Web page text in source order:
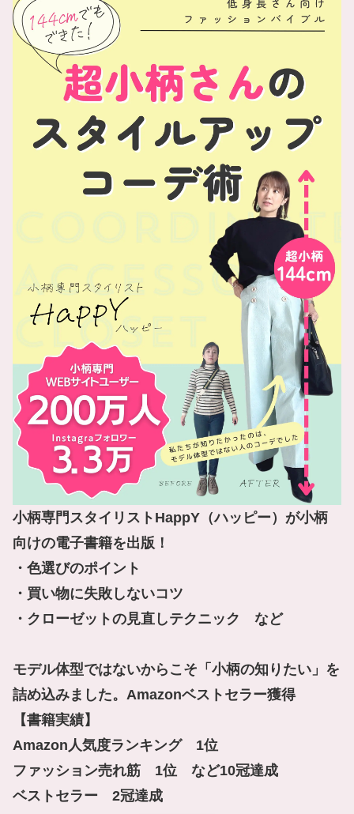
小柄専門スタイリストHappY（ハッピー）が小柄
向けの電子書籍を出版！
・色選びのポイント
・買い物に失敗しないコツ
・クローゼットの見直しテクニック　など
モデル体型ではないからこそ「小柄の知りたい」を
詰め込みました。Amazonベストセラー獲得
【書籍実績】
Amazon人気度ランキング　1位
ファッション売れ筋　1位　など10冠達成
ベストセラー　2冠達成